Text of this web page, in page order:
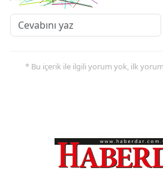
* Bu içerik ile ilgili yorum yok, ilk